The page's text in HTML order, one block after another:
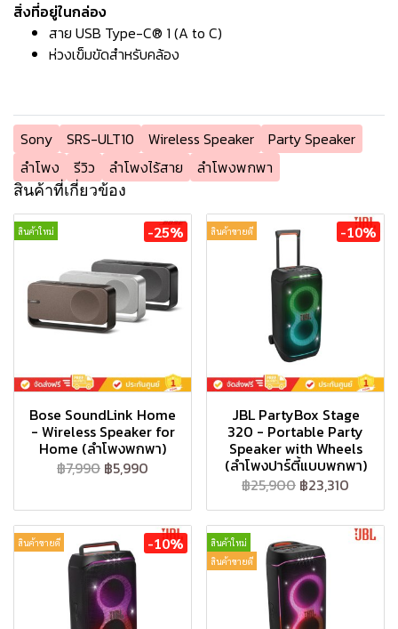
สิ่งที่อยู่ในกล่อง
สาย USB Type-C® 1 (A to C)
ห่วงเข็มขัดสำหรับคล้อง
Sony SRS-ULT10 Wireless Speaker
Party Speaker
ลำโพง
รีวิว ลำโพงไร้สาย ลำโพงพกพา
สินค้าที่เกี่ยวข้อง
สินค้าใหม่ -25%
Bose SoundLink Home
- Wireless Speaker for
Home (ลำโพงพกพา)
฿7,990 ฿5,990
สินค้าขายดี -10%
JBL PartyBox Stage
320 - Portable Party
Speaker with Wheels
(ลำโพงปาร์ตี้แบบพกพา)
฿25,900 ฿23,310
สินค้าขายดี -10%
สินค้าใหม่
สินค้าขายดี